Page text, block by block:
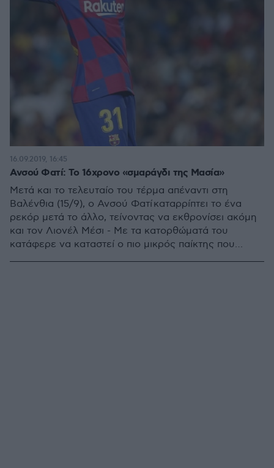
Ανσού Φατί: Το 16χρονο «σμαράγδι της Μασία»
Μετά και το τελευταίο του τέρμα απέναντι στη
Βαλένθια (15/9), ο Ανσού Φατί καταρρίπτει το ένα
ρεκόρ μετά το άλλο, τείνοντας να εκθρονίσει ακόμη
και τον Λιονέλ Μέσι - Με τα κατορθώματά του
κατάφερε να καταστεί ο πιο μικρός παίκτης που
16.09.2019, 16:45